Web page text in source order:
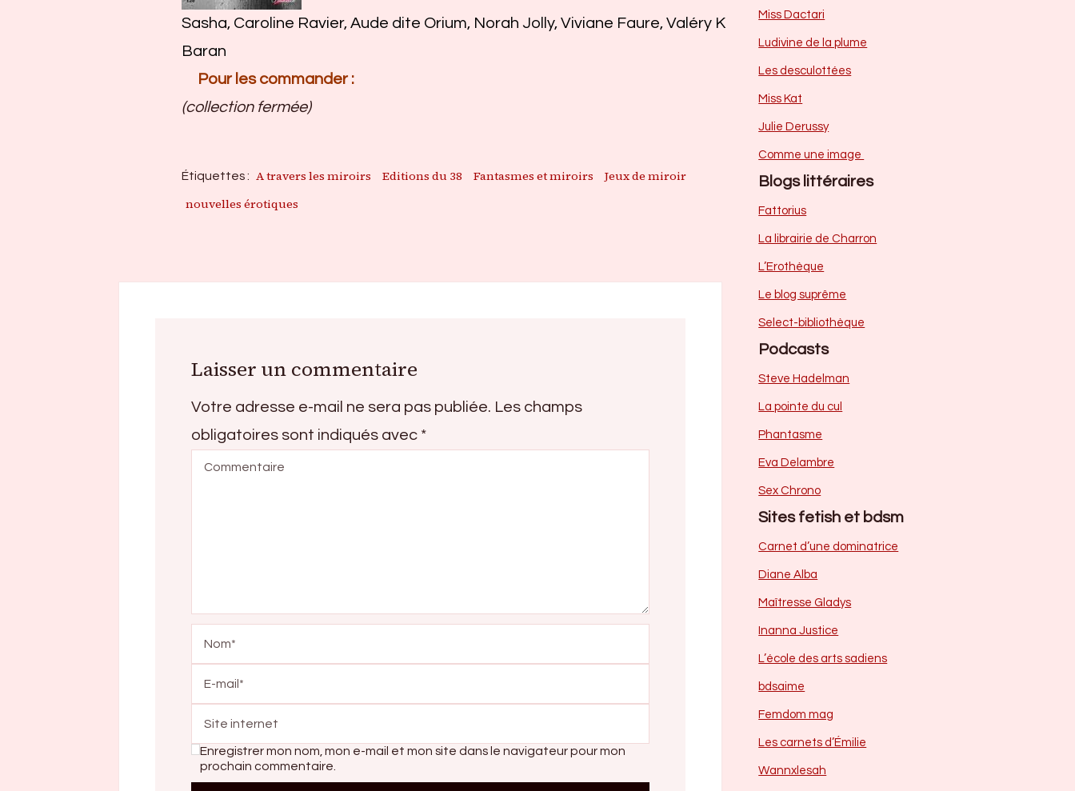
Sasha, Caroline Ravier, Aude dite Orium, Norah Jolly, Viviane Faure, Valéry K
Baran
Pour les commander :
(collection fermée)
Étiquettes : A travers les miroirs Editions du 38 Fantasmes et miroirs
Jeux de miroir
nouvelles érotiques
Laisser un commentaire
Votre adresse e-mail ne sera pas publiée. Les champs
obligatoires sont indiqués avec *
Enregistrer mon nom, mon e-mail et mon site dans le navigateur pour mon
prochain commentaire.
Miss Dactari
Ludivine de la plume
Les desculottées
Miss Kat
Julie Derussy
Comme une image
Blogs littéraires
Fattorius
La librairie de Charron
L’Erothèque
Le blog suprême
Select-bibliothèque
Podcasts
Steve Hadelman
La pointe du cul
Phantasme
Eva Delambre
Sex Chrono
Sites fetish et bdsm
Carnet d’une dominatrice
Diane Alba
Maîtresse Gladys
Inanna Justice
L’école des arts sadiens
bdsaime
Femdom mag
Les carnets d’Émilie
Wannxlesah